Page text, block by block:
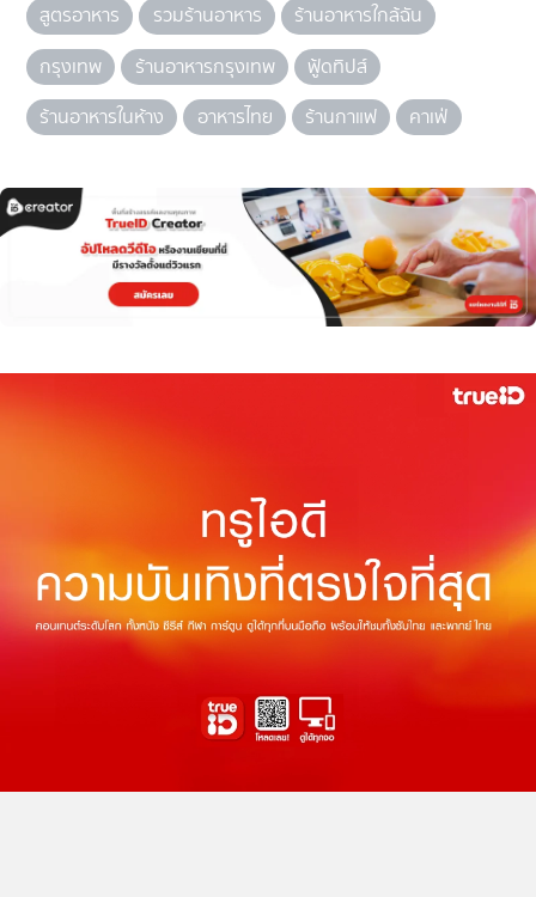
สูตรอาหาร รวมร้านอาหาร
ร้านอาหารใกล้ฉัน
กรุงเทพ
ร้านอาหารกรุงเทพ
ฟู้ดทิปส์
ร้านอาหารในห้าง
อาหารไทย ร้านกาแฟ คาเฟ่